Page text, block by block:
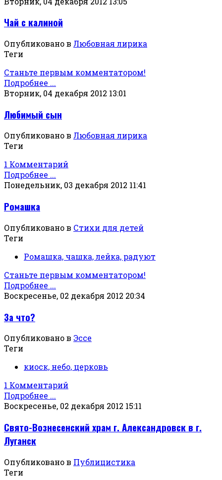
Чай с калиной
Опубликовано в Любовная лирика
Теги
Станьте первым комментатором!
Подробнее ...
Вторник, 04 декабря 2012 13:01
Любимый сын
Опубликовано в Любовная лирика
Теги
1 Комментарий
Подробнее ...
Понедельник, 03 декабря 2012 11:41
Ромашка
Опубликовано в Стихи для детей
Теги
Ромашка, чашка, лейка, радуют
Станьте первым комментатором!
Подробнее ...
Воскресенье, 02 декабря 2012 20:34
За что?
Опубликовано в Эссе
Теги
киоск, небо, церковь
1 Комментарий
Подробнее ...
Воскресенье, 02 декабря 2012 15:11
Свято-Вознесенский храм г. Александровск в г.
Луганск
Опубликовано в Публицистика
Теги